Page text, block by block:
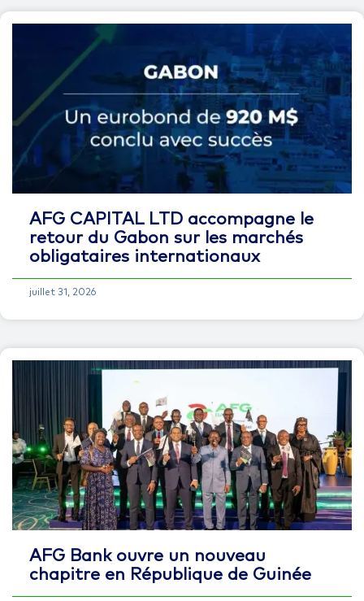
AFG CAPITAL LTD accompagne le
retour du Gabon sur les marchés
obligataires internationaux
juillet 31, 2026
AFG Bank ouvre un nouveau
chapitre en République de Guinée